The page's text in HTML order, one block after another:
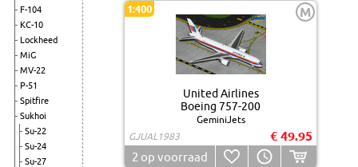
F-104
KC-10
Lockheed
MiG
MV-22
P-51
Spitfire
Sukhoi
Su-22
Su-24
Su-27
1:400 M
United Airlines
Boeing 757-200
GeminiJets
GJUAL1983
€ 49.95
2 op voorraad